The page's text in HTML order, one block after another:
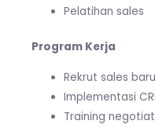
Pelatihan sales
Program Kerja
Rekrut sales baru
Implementasi
Training